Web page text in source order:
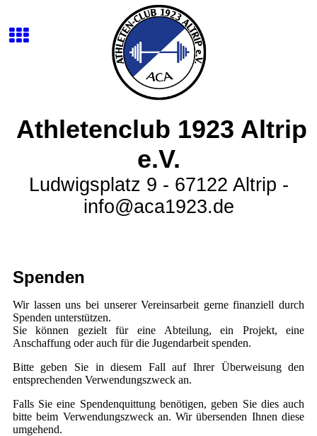
Athletenclub 1923 Altrip
e.V.
Ludwigsplatz 9 - 67122 Altrip -
info@aca1923.de
Spenden
Wir lassen uns bei unserer Vereinsarbeit gerne finanziell durch
Spenden unterstützen.
Sie können gezielt für eine Abteilung, ein Projekt, eine
Anschaffung oder auch für die Jugendarbeit spenden.
Bitte geben Sie in diesem Fall auf Ihrer Überweisung den
entsprechenden Verwendungszweck an.
Falls Sie eine Spendenquittung benötigen, geben Sie dies auch
bitte beim Verwendungszweck an. Wir übersenden Ihnen diese
umgehend.